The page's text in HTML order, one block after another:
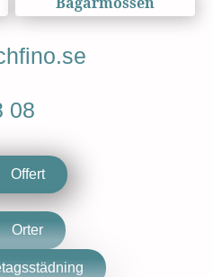
08
Offert
Orter